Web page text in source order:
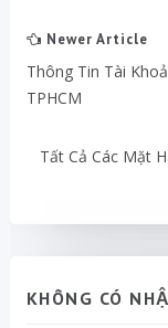
Newer Article
Thông Tin Tài
TPHCM
Tất Cả Các Mặt
KHÔNG CÓ